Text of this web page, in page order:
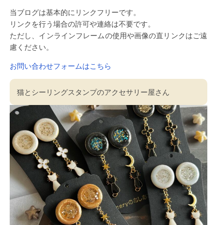
当ブログは基本的にリンクフリーです。
リンクを行う場合の許可や連絡は不要です。
ただし、インラインフレームの使用や画像の直リンクはご遠
慮ください。
お問い合わせフォームはこちら
猫とシーリングスタンプのアクセサリー屋さん